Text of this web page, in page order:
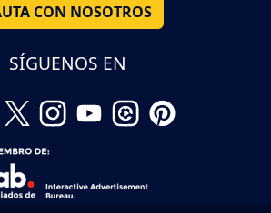
CON NOSOTROS
SÍGUENOS EN